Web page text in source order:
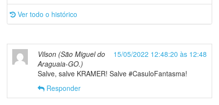
Ver todo o histórico
15/05/2022 12:48:20 às 12:48
Vilson (São Miguel do
Araguaia-GO.)
Salve, salve KRAMER! Salve #CasuloFantasma!
Responder